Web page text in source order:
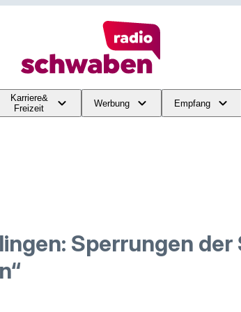
Karriere&
Freizeit
Werbung Empfang
Sperrungen der